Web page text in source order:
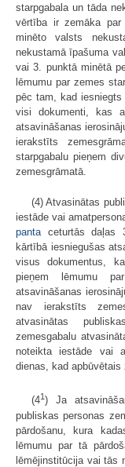
starpgabala un tāda
vērtība ir zemāka
minēto valsts
nekustamā īpašuma
vai 3. punktā minētā
lēmumu par zemes
pēc tam, kad
visi dokumenti, kas
atsavināšanas
ierakstīts
starpgabalu pieņem
zemesgrāmatā.
(4) Atvasinātas
iestāde vai
pantaceturtās daļas
kārtībā iesniegušas
visus dokumentus,
pieņem lēmumu
atsavināšanas
nav ierakstīts
atvasinātas
zemesgabalu
noteikta iestāde vai
dienas, kad
(41 ) Ja
publiskas personas
pārdošanu, kura
lēmumu par tā
lēmējinstitūcija vai tās